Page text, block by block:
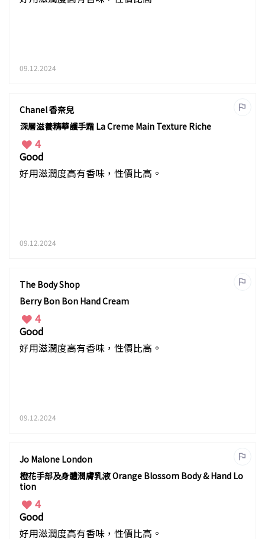
09.12.2024
Chanel 香奈兒
深層滋養精華護手霜 La Creme Main Texture Riche
4
Good
好用滋潤度高有香味，性價比高。
09.12.2024
The Body Shop
Berry Bon Bon Hand Cream
4
Good
好用滋潤度高有香味，性價比高。
09.12.2024
Jo Malone London
橙花手部及身體潤膚乳液 Orange Blossom Body & Hand Lo
tion
4
Good
好用滋潤度高有香味，性價比高。